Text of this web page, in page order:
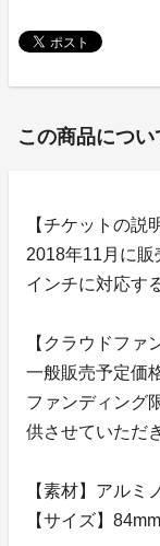
この商品につい
【チケットの説
2018年11月に
インチに対応す
【クラウドファ
一般販売予定価
ファンディング
供させていただ
【素材】アルミ
【サイズ】